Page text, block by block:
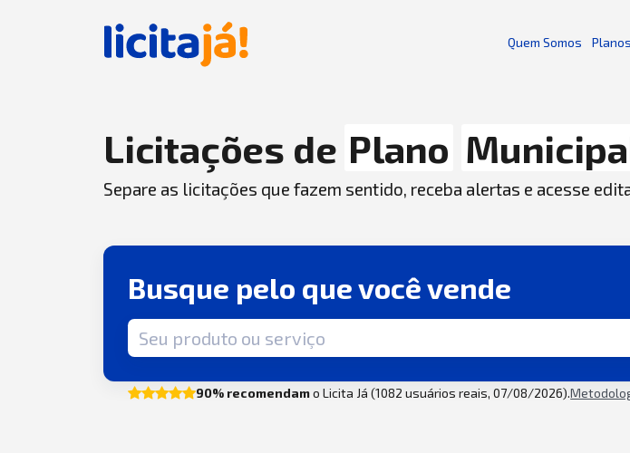
Quem Somos Planos
Licitações de Plano
Separe as licitações que fazem sentido, receba alertas e acesse
Busque pelo que você vende
Termo de busca
90% recomendamo Licita Já (1082 usuários reais, 07/08/2026).